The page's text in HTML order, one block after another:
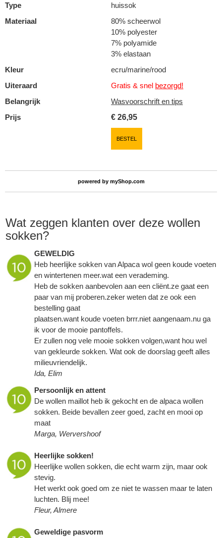
Type
huissok
Materiaal
80% scheerwol
10% polyester
7% polyamide
3% elastaan
Kleur
ecru/marine/rood
Uiteraard
Gratis & snel bezorgd!
Belangrijk
Wasvoorschrift en tips
Prijs
€ 26,95
BESTEL
powered by myShop.com
Wat zeggen klanten over deze wollen
sokken?
GEWELDIG
Heb heerlijke sokken van Alpaca wol geen koude voeten
en wintertenen meer.wat een verademing.
Heb de sokken aanbevolen aan een cliënt.ze gaat een
paar van mij proberen.zeker weten dat ze ook een
bestelling gaat
plaatsen.want koude voeten brrr.niet aangenaam.nu ga
ik voor de mooie pantoffels.
Er zullen nog vele mooie sokken volgen,want hou wel
van gekleurde sokken. Wat ook de doorslag geeft alles
milieuvriendelijk.
Ida, Elim
Persoonlijk en attent
De wollen maillot heb ik gekocht en de alpaca wollen
sokken. Beide bevallen zeer goed, zacht en mooi op
maat
Marga, Wervershoof
Heerlijke sokken!
Heerlijke wollen sokken, die echt warm zijn, maar ook
stevig.
Het werkt ook goed om ze niet te wassen maar te laten
luchten. Blij mee!
Fleur, Almere
Geweldige pasvorm